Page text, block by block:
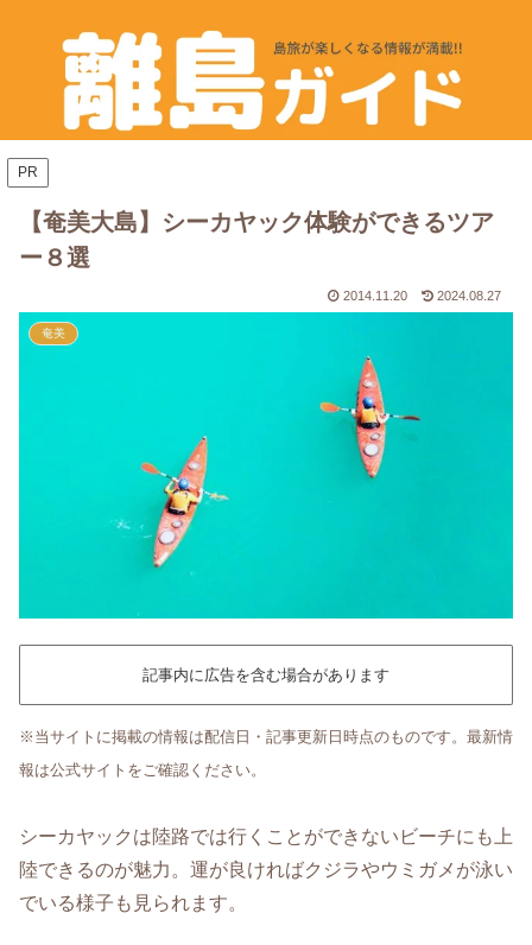
PR
【奄美大島】シーカヤック体験ができるツア
ー８選
2014.11.20 2024.08.27
奄美
記事内に広告を含む場合があります
※当サイトに掲載の情報は配信日・記事更新日時点のものです。最新情
報は公式サイトをご確認ください。
シーカヤックは陸路では行くことができないビーチにも上
陸できるのが魅力。運が良ければクジラやウミガメが泳い
でいる様子も見られます。